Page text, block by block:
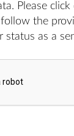
Please click
the
status as a